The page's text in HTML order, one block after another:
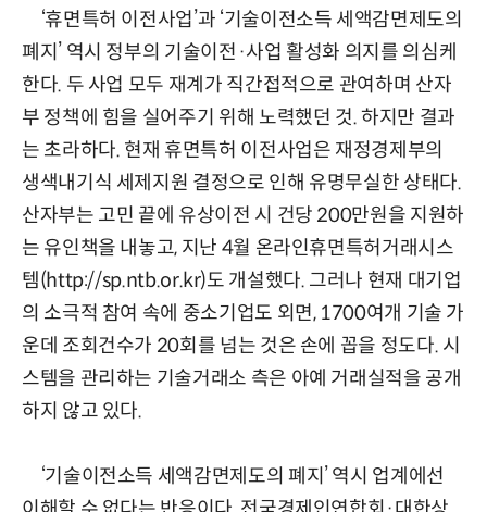
‘휴면특허 이전사업’과 ‘기술이전소득 세액감면제도의
폐지’ 역시 정부의 기술이전·사업 활성화 의지를 의심케
한다. 두 사업 모두 재계가 직간접적으로 관여하며 산자
부 정책에 힘을 실어주기 위해 노력했던 것. 하지만 결과
는 초라하다. 현재 휴면특허 이전사업은 재정경제부의
생색내기식 세제지원 결정으로 인해 유명무실한 상태다.
산자부는 고민 끝에 유상이전 시 건당 200만원을 지원하
는 유인책을 내놓고, 지난 4월 온라인휴면특허거래시스
템(http://sp.ntb.or.kr)도 개설했다. 그러나 현재 대기업
의 소극적 참여 속에 중소기업도 외면, 1700여개 기술 가
운데 조회건수가 20회를 넘는 것은 손에 꼽을 정도다. 시
스템을 관리하는 기술거래소 측은 아예 거래실적을 공개
하지 않고 있다.
‘기술이전소득 세액감면제도의 폐지’ 역시 업계에선